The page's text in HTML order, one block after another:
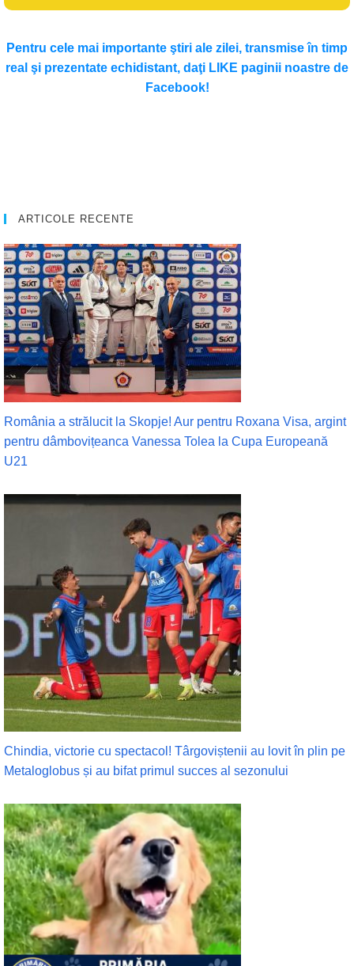
Pentru cele mai importante ştiri ale zilei, transmise în timp
real şi prezentate echidistant, daţi LIKE paginii noastre de
Facebook!
ARTICOLE RECENTE
România a strălucit la Skopje! Aur pentru Roxana Visa, argint
pentru dâmbovițeanca Vanessa Tolea la Cupa Europeană
U21
Chindia, victorie cu spectacol! Târgoviștenii au lovit în plin pe
Metaloglobus și au bifat primul succes al sezonului